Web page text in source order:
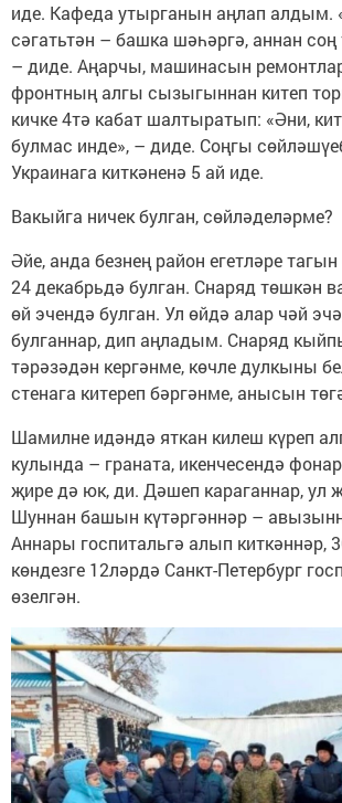
иде. Кафеда утырганын аңлап алдым.
сәгатьтән – башка шәһәргә, аннан соң
– диде. Аңарчы, машинасын
фронтның алгы сызыгыннан китеп
кичке 4тә кабат шалтыратып: «Әни,
булмас инде», – диде. Соңгы
Украинага киткәненә 5 ай иде.
Вакыйга ничек булган, сөйләделәрме?
Әйе, анда безнең район егетләре
24 декабрьдә булган. Снаряд төшкән
өй эчендә булган. Ул өйдә алар чәй
булганнар, дип аңладым. Снаряд
тәрәзәдән кергәнме, көчле дулкыны
стенага китереп бәргәнме, анысын
Шамилне идәндә яткан килеш күреп
кулында – граната, икенчесендә
җире дә юк, ди. Дәшеп караганнар, ул
Шуннан башын күтәргәннәр –
Аннары госпитальгә алып киткәннәр,
көндезге 12ләрдә Санкт-Петербург
өзелгән.